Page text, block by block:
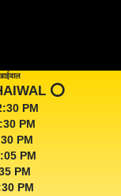
⭕️
PM
PM
PM
PM
PM
PM